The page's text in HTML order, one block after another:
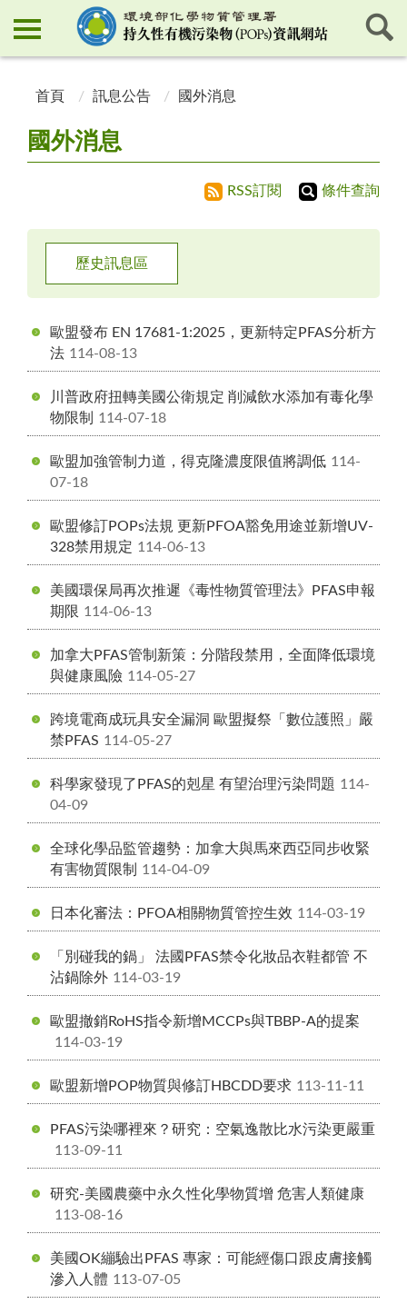
首頁 訊息公告 國外消息
國外消息
RSS訂閱 條件查詢
歷史訊息區
歐盟發布 EN 17681-1:2025，更新特定PFAS分析方
法 114-08-13
川普政府扭轉美國公衛規定 削減飲水添加有毒化學
物限制
114-07-18
歐盟加強管制力道，得克隆濃度限值將調低 114-
07-18
歐盟修訂POPs法規 更新PFOA豁免用途並新增UV-
328禁用規定 114-06-13
美國環保局再次推遲《毒性物質管理法》PFAS申報
期限 114-06-13
加拿大PFAS管制新策：分階段禁用，全面降低環境
與健康風險 114-05-27
跨境電商成玩具安全漏洞 歐盟擬祭「數位護照」嚴
禁PFAS 114-05-27
科學家發現了PFAS的剋星 有望治理污染問題 114-
04-09
全球化學品監管趨勢：加拿大與馬來西亞同步收緊
有害物質限制
114-04-09
日本化審法：PFOA相關物質管控生效 114-03-19
「別碰我的鍋」 法國PFAS禁令化妝品衣鞋都管 不
沾鍋除外 114-03-19
歐盟撤銷RoHS指令新增MCCPs與TBBP-A的提案
114-03-19
歐盟新增POP物質與修訂HBCDD要求 113-11-11
PFAS污染哪裡來？研究：空氣逸散比水污染更嚴重
113-09-11
研究-美國農藥中永久性化學物質增 危害人類健康
113-08-16
美國OK繃驗出PFAS 專家：可能經傷口跟皮膚接觸
滲入人體 113-07-05